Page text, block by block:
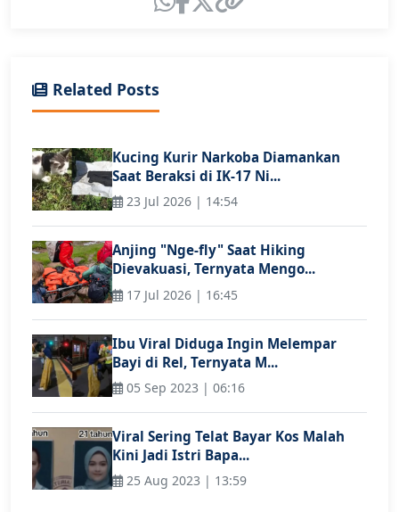
Related Posts
Kucing Kurir Narkoba Diamankan
Saat Beraksi di IK-17 Ni...
23 Jul 2026 | 14:54
Anjing "Nge-fly" Saat Hiking
Dievakuasi, Ternyata Mengo...
17 Jul 2026 | 16:45
Ibu Viral Diduga Ingin Melempar
Bayi di Rel, Ternyata M...
05 Sep 2023 | 06:16
Viral Sering Telat Bayar Kos Malah
Kini Jadi Istri Bapa...
25 Aug 2023 | 13:59